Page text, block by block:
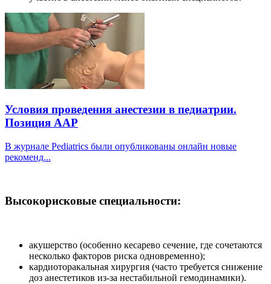
Условия проведения анестезии в педиатрии.
Позиция AAP
В журнале Pediatrics были опубликованы онлайн новые
рекоменд...
Высокорисковые специальности:
акушерство (особенно кесарево сечение, где сочетаются
несколько факторов риска одновременно);
кардиоторакальная хирургия (часто требуется снижение
доз анестетиков из-за нестабильной гемодинамики).